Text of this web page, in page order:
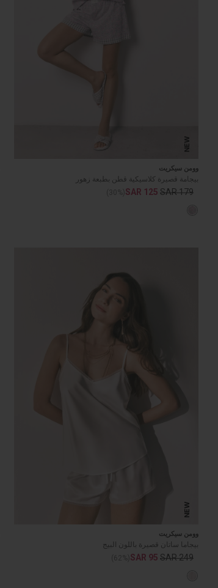
NEW
وومن سيكريت
بيجامة قصيرة كلاسيكية قطن بطبعة زهور
SAR 179
SAR 125
NEW
وومن سيكريت
بيجاما ساتان قصيرة باللون البيج
SAR 249
SAR 95